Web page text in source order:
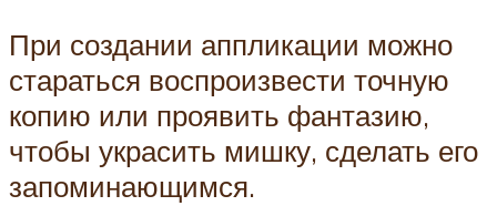
При создании аппликации можно
стараться воспроизвести точную
копию или проявить фантазию,
чтобы украсить мишку, сделать его
запоминающимся.